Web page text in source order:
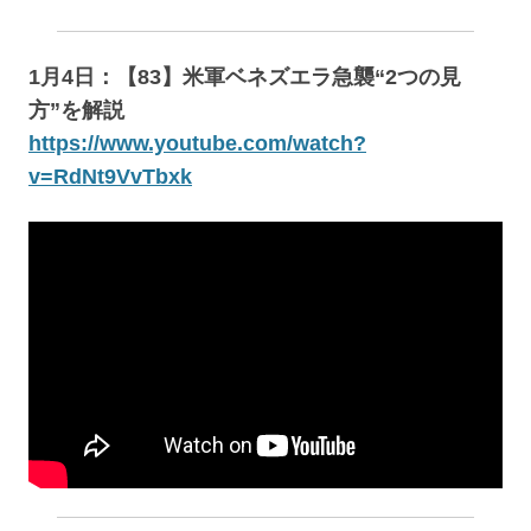
1月4日：【83】米軍ベネズエラ急襲“2つの見
方”を解説
https://www.youtube.com/watch?
v=RdNt9VvTbxk